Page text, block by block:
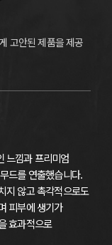
고안된 제품을 제공
느낌과 프리미엄
드를 연출했습니다.
지 않고 촉각적으로도
피부에 생기가
효과적으로